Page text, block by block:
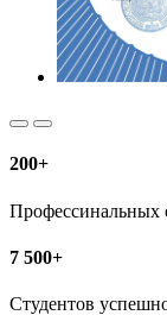
200+
Профессинальных
7 500+
Студентов